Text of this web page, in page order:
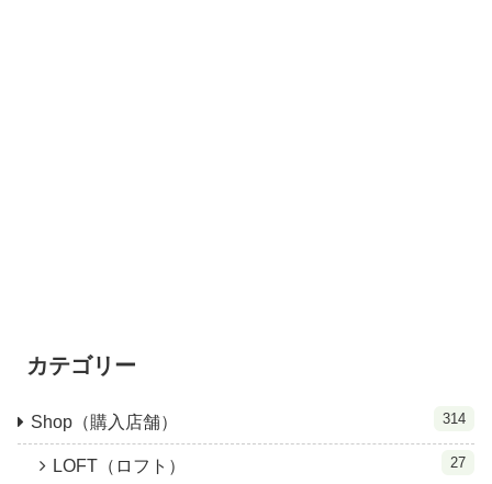
カテゴリー
Shop（購入店舗） 314
LOFT（ロフト） 27